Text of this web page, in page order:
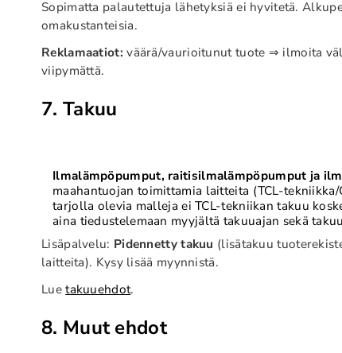
Sopimatta palautettuja lähetyksiä ei hyvitetä.
omakustanteisia.
Reklamaatiot: väärä/vaurioitunut tuote ⇒ ilmoita
viipymättä.
7. Takuu
Ilmalämpöpumput, raitisilmalämpöpumput ja
maahantuojan toimittamia laitteita (TCL-
tarjolla olevia malleja ei TCL-tekniikan takuu
aina tiedustelemaan myyjältä takuuajan sekä
Lisäpalvelu: Pidennetty takuu (lisätakuu
laitteita). Kysy lisää myynnistä.
Luetakuuehdot.
8. Muut ehdot